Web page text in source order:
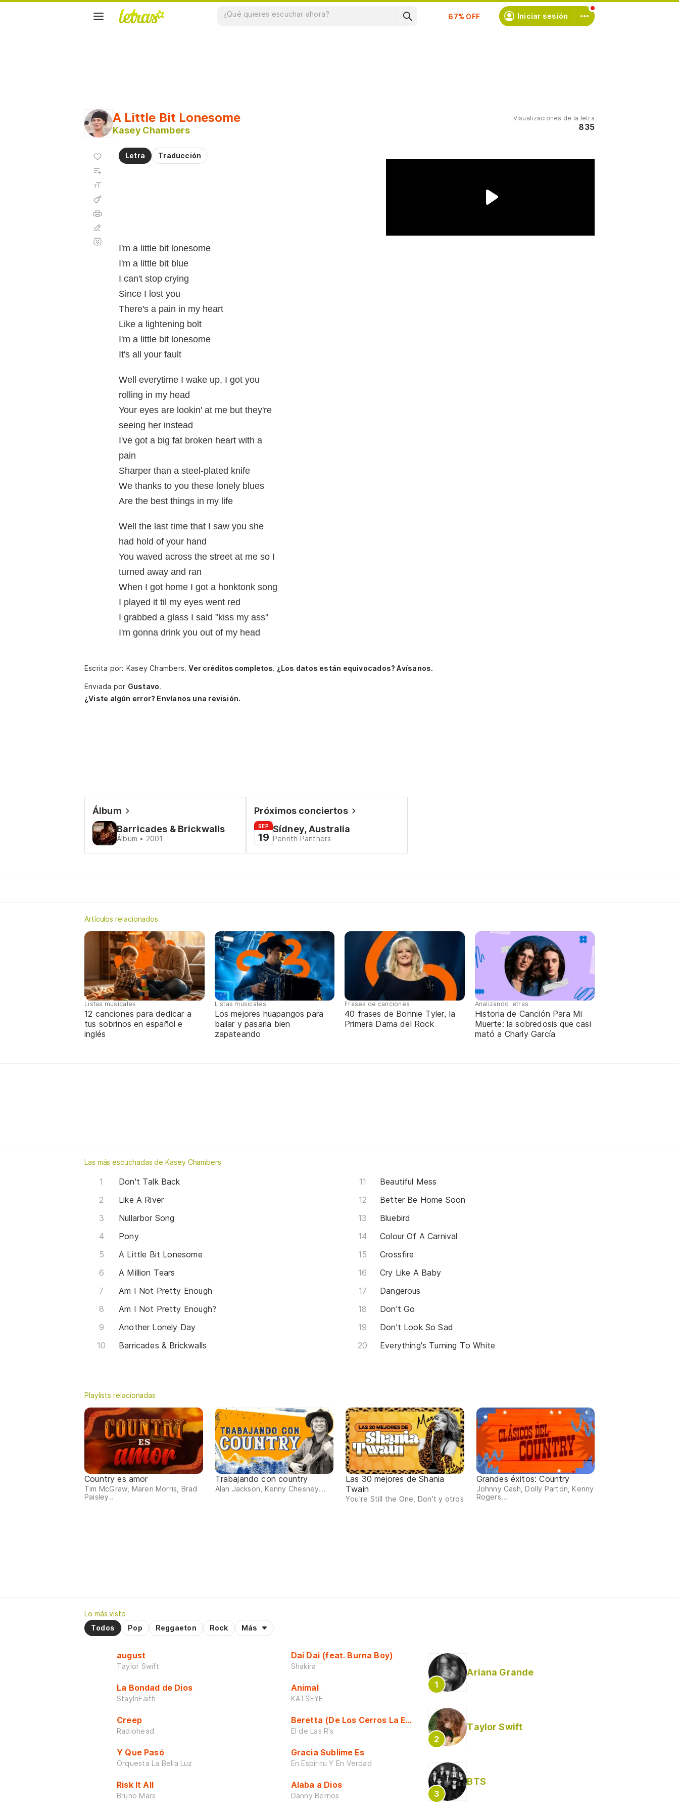
Suscríbete Iniciar sesión
Visualizaciones de la letra
835
A Little Bit Lonesome
Kasey Chambers
Letra Traducción
I'm a little bit lonesome
I'm a little bit blue
I can't stop crying
Since I lost you
There's a pain in my heart
Like a lightening bolt
I'm a little bit lonesome
It's all your fault
Well everytime I wake up, I got you
rolling in my head
Your eyes are lookin' at me but they're
seeing her instead
I've got a big fat broken heart with a
pain
Sharper than a steel-plated knife
We thanks to you these lonely blues
Are the best things in my life
Well the last time that I saw you she
had hold of your hand
You waved across the street at me so I
turned away and ran
When I got home I got a honktonk song
I played it til my eyes went red
I grabbed a glass I said "kiss my ass"
I'm gonna drink you out of my head
Agregar
favoritos
Agregar
automático
Escrita por: Kasey Chambers.Ver créditos completos. ¿Los datos están equivocados? Avísanos.
Enviada por Gustavo.
¿Viste algún error? Envíanos una revisión.
Álbum
Barricades & Brickwalls
Álbum • 2001
Próximos conciertos
SEP
19
Sídney, Australia
Penrith Panthers
Artículos relacionados
Listas musicales
12 canciones para dedicar a
tus sobrinos en español e
inglés
Listas musicales
Los mejores huapangos para
bailar y pasarla bien
zapateando
Frases de canciones
40 frases de Bonnie Tyler, la
Primera Dama del Rock
Analizando letras
Historia de Canción Para Mi
Muerte: la sobredosis que casi
mató a Charly García
Las más escuchadas de Kasey Chambers
Don't Talk Back
Like A River
Nullarbor Song
Pony
A Little Bit Lonesome
A Million Tears
Am I Not Pretty Enough
Am I Not Pretty Enough?
Another Lonely Day
Barricades & Brickwalls
Beautiful Mess
Better Be Home Soon
Bluebird
Colour Of A Carnival
Crossfire
Cry Like A Baby
Dangerous
Don't Go
Don't Look So Sad
Everything's Turning To White
Playlists relacionadas
Country es amor
Tim McGraw, Maren Morris, Brad
Paisley..
Trabajando con country
Alan Jackson, Kenny Chesney...
Las 30 mejores de Shania
Twain
You're Still the One, Don't y otros
Grandes éxitos: Country
Johnny Cash, Dolly Parton, Kenny
Rogers...
Lo más visto
Todos
Pop Reggaeton Rock Más
august
Taylor Swift
La Bondad de Dios
StayInFaith
Creep
Radiohead
Y Que Pasó
Orquesta La Bella Luz
Risk It All
Bruno Mars
Dai Dai (feat. Burna Boy)
Shakira
Animal
KATSEYE
Beretta (De Los Cerros La Escuela)
El de Las R's
Gracia Sublime Es
En Espiritu Y En Verdad
Alaba a Dios
Danny Berrios
Ariana Grande
Taylor Swift
BTS